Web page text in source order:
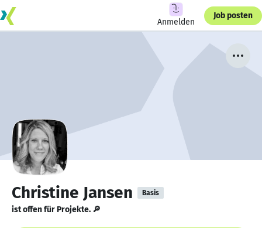
Anmelden
Job posten
Christine Jansen Basis
ist offen für Projekte. 🔎